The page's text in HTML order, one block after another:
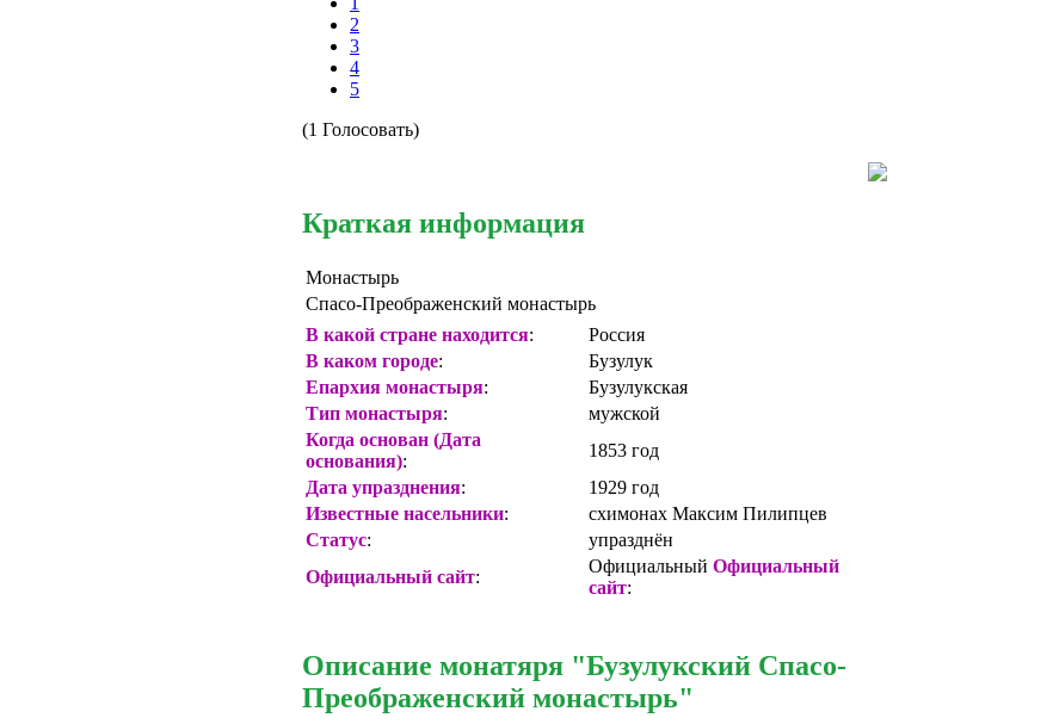
2
3
4
5
(1 Голосовать)
Краткая информация
Монастырь
Спасо-Преображенский монастырь
В какой стране находится:
Россия
В каком городе:
Бузулук
Епархия монастыря:
Бузулукская
Тип монастыря:
мужской
Когда основан (Дата
основания):
1853 год
Дата упразднения:
1929 год
Известные насельники:
схимонах Максим Пилипцев
Статус:
упразднён
Официальный сайт:
Официальный Официальный
сайт:
Описание монатяря "Бузулукский Спасо-
Преображенский монастырь"